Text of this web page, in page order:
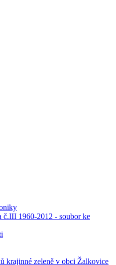
č.III 1960-2012 - soubor ke
krajinné zeleně v obci Žalkovice